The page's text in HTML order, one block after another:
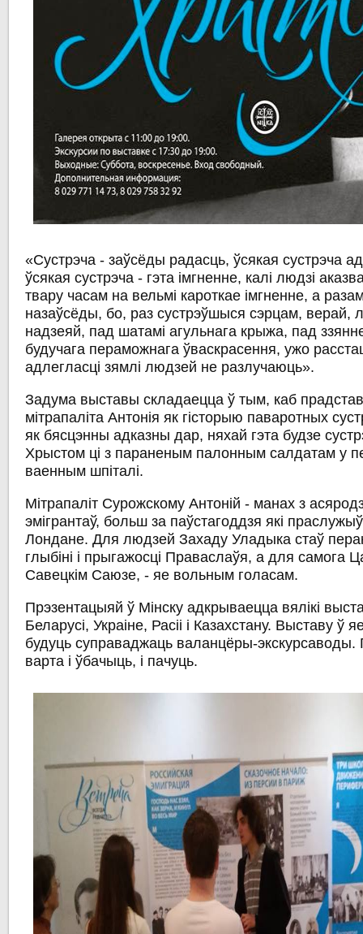
«Сустрэча - заўсёды радасць, ўсякая сустрэча
ўсякая сустрэча - гэта імгненне, калі людзі
твару часам на вельмі кароткае імгненне, а
назаўсёды, бо, раз сустрэўшыся сэрцам, верай,
надзеяй, пад шатамі агульнага крыжа, пад
будучага пераможнага ўваскрасення, ужо
адлегласці зямлі людзей не разлучаюць».
Задума выставы складаецца ў тым, каб
мітрапаліта Антонія як гісторыю паваротных
як бясцэнны адказны дар, няхай гэта будзе
Хрыстом ці з параненым палонным салдатам у
ваенным шпіталі.
Мітрапаліт Сурожскому Антоній - манах з
эмігрантаў, больш за паўстагоддзя які
Лондане. Для людзей Захаду Уладыка стаў
глыбіні і прыгажосці Праваслаўя, а для самога
Савецкім Саюзе, - яе вольным голасам.
Прэзентацыяй ў Мінску адкрываецца вялікі
Беларусі, Украіне, Расіі і Казахстану. Выставу ў
будуць суправаджаць валанцёры-экскурсаводы.
варта і ўбачыць, і пачуць.